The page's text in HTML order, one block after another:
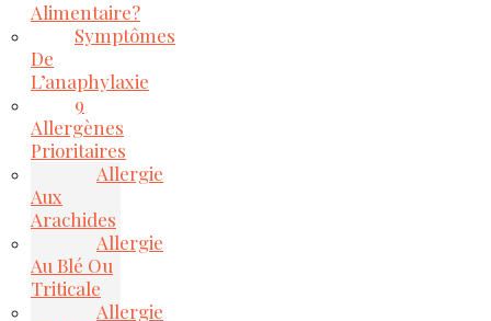
Alimentaire?
Symptômes
De
L’anaphylaxie
9
Allergènes
Prioritaires
Allergie
Aux
Arachides
Allergie
Au Blé Ou
Triticale
Allergie